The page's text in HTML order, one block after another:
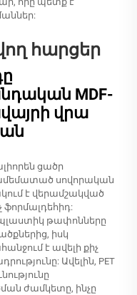
հարցեր
MDF-
վրա
ցածր
սովորական
է վերամշակված
ֆորմալդեհիդ:
թափոնները
իսկ
է ավելի քիչ
Ավելին, PET
ժամկետը, ինչը